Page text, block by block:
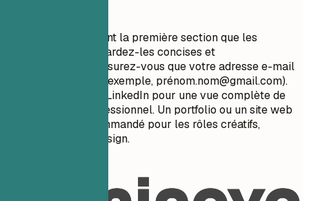
Vos coordonnées sont la première section que les
recruteurs voient. Gardez-les concises et
professionnelles. Assurez-vous que votre adresse e-mail
est appropriée (par exemple, prénom.nom@gmail.com).
Incluez votre profil LinkedIn pour une vue complète de
votre parcours professionnel. Un portfolio ou un site web
personnel est recommandé pour les rôles créatifs,
techniques ou de design.